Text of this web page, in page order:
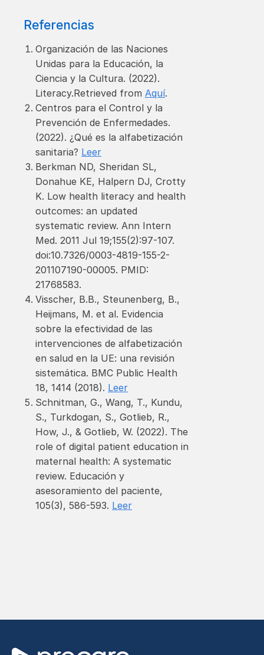
Referencias
Organización de las Naciones
Unidas para la Educación, la
Ciencia y la Cultura. (2022).
Literacy.Retrieved from Aquí.
Centros para el Control y la
Prevención de Enfermedades.
(2022). ¿Qué es la alfabetización
sanitaria? Leer
Berkman ND, Sheridan SL,
Donahue KE, Halpern DJ, Crotty
K. Low health literacy and health
outcomes: an updated
systematic review. Ann Intern
Med. 2011 Jul 19;155(2):97-107.
doi:10.7326/0003-4819-155-2-
201107190-00005. PMID:
21768583.
Visscher, B.B., Steunenberg, B.,
Heijmans, M. et al. Evidencia
sobre la efectividad de las
intervenciones de alfabetización
en salud en la UE: una revisión
sistemática. BMC Public Health
18, 1414 (2018). Leer
Schnitman, G., Wang, T., Kundu,
S., Turkdogan, S., Gotlieb, R.,
How, J., & Gotlieb, W. (2022). The
role of digital patient education in
maternal health: A systematic
review. Educación y
asesoramiento del paciente,
105(3), 586-593. Leer